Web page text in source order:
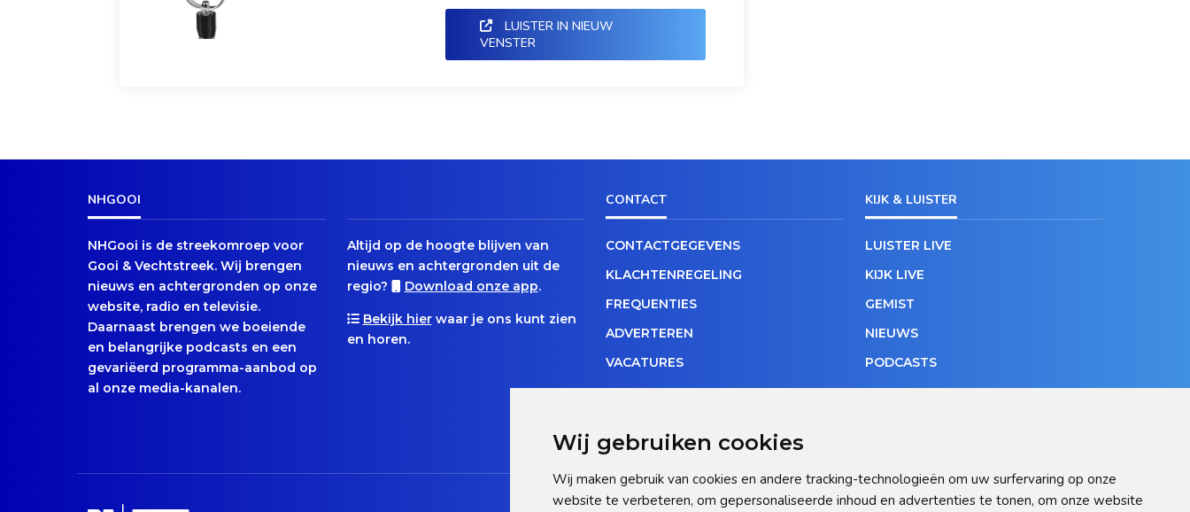
Wij gebruiken cookies
Wij maken gebruik van cookies en andere tracking-technologieën om uw surfervaring op onze
website te verbeteren, om gepersonaliseerde inhoud en advertenties te tonen, om onze website
LUISTER IN NIEUW
VENSTER
NHGOOI
NHGooi is de streekomroep voor
Gooi & Vechtstreek. Wij brengen
nieuws en achtergronden op onze
website, radio en televisie.
Daarnaast brengen we boeiende
en belangrijke podcasts en een
gevariëerd programma-aanbod op
al onze media-kanalen.
Altijd op de hoogte blijven van
nieuws en achtergronden uit de
regio?
Download onze app.
Bekijk hierwaar je ons kunt zien
en horen.
CONTACT
CONTACTGEGEVENS
KLACHTENREGELING
FREQUENTIES
ADVERTEREN
VACATURES
KIJK & LUISTER
LUISTER LIVE
KIJK LIVE
GEMIST
NIEUWS
PODCASTS